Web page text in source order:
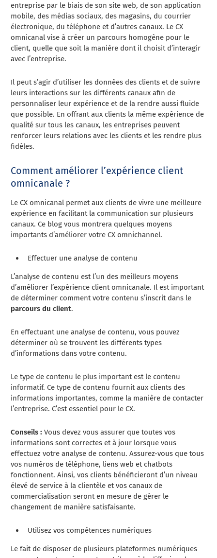
entreprise par le biais de son site web, de son application
mobile, des médias sociaux, des magasins, du courrier
électronique, du téléphone et d’autres canaux. Le CX
omnicanal vise à créer un parcours homogène pour le
client, quelle que soit la manière dont il choisit d’interagir
avec l’entreprise.
Il peut s’agir d’utiliser les données des clients et de suivre
leurs interactions sur les différents canaux afin de
personnaliser leur expérience et de la rendre aussi fluide
que possible. En offrant aux clients la même expérience de
qualité sur tous les canaux, les entreprises peuvent
renforcer leurs relations avec les clients et les rendre plus
fidèles.
Comment améliorer l’expérience client
omnicanale ?
Le CX omnicanal permet aux clients de vivre une meilleure
expérience en facilitant la communication sur plusieurs
canaux. Ce blog vous montrera quelques moyens
importants d’améliorer votre CX omnichannel.
Effectuer une analyse de contenu
L’analyse de contenu est l’un des meilleurs moyens
d’améliorer l’expérience client omnicanale. Il est important
de déterminer comment votre contenu s’inscrit dans le
parcours du client.
En effectuant une analyse de contenu, vous pouvez
déterminer où se trouvent les différents types
d’informations dans votre contenu.
Le type de contenu le plus important est le contenu
informatif. Ce type de contenu fournit aux clients des
informations importantes, comme la manière de contacter
l’entreprise. C’est essentiel pour le CX.
Conseils :Vous devez vous assurer que toutes vos
informations sont correctes et à jour lorsque vous
effectuez votre analyse de contenu. Assurez-vous que tous
vos numéros de téléphone, liens web et chatbots
fonctionnent. Ainsi, vos clients bénéficieront d’un niveau
élevé de service à la clientèle et vos canaux de
commercialisation seront en mesure de gérer le
changement de manière satisfaisante.
Utilisez vos compétences numériques
Le fait de disposer de plusieurs plateformes numériques